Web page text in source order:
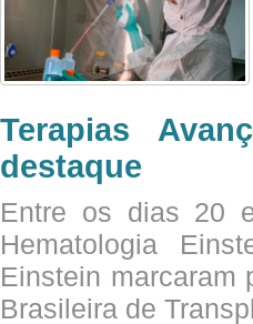
Terapias
destaque
Entre os dias 20
Hematologia
Einstein marcaram
Brasileira de